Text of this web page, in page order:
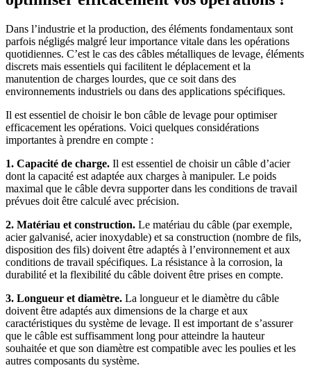
Dans l’industrie et la production, des éléments fondamentaux sont
parfois négligés malgré leur importance vitale dans les opérations
quotidiennes. C’est le cas des câbles métalliques de levage, éléments
discrets mais essentiels qui facilitent le déplacement et la
manutention de charges lourdes, que ce soit dans des
environnements industriels ou dans des applications spécifiques.
Il est essentiel de choisir le bon câble de levage pour optimiser
efficacement les opérations. Voici quelques considérations
importantes à prendre en compte :
1. Capacité de charge. Il est essentiel de choisir un câble d’acier
dont la capacité est adaptée aux charges à manipuler. Le poids
maximal que le câble devra supporter dans les conditions de travail
prévues doit être calculé avec précision.
2. Matériau et construction. Le matériau du câble (par exemple,
acier galvanisé, acier inoxydable) et sa construction (nombre de fils,
disposition des fils) doivent être adaptés à l’environnement et aux
conditions de travail spécifiques. La résistance à la corrosion, la
durabilité et la flexibilité du câble doivent être prises en compte.
3. Longueur et diamètre. La longueur et le diamètre du câble
doivent être adaptés aux dimensions de la charge et aux
caractéristiques du système de levage. Il est important de s’assurer
que le câble est suffisamment long pour atteindre la hauteur
souhaitée et que son diamètre est compatible avec les poulies et les
autres composants du système.